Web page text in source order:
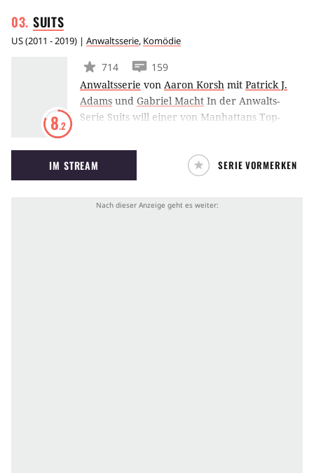
SUITS
US(2011 - 2019) | Anwaltsserie, Komödie
8.2
714
159
Anwaltsserie von Aaron Korsh mit Patrick J.
Adams und Gabriel Macht In der Anwalts-
Serie Suits will einer von Manhattans Top-
engagieren. Seine Wahl fällt ausgerechnet auf
einen brillanten, aber unmotivierten College-
Abbrecher.
IM STREAM SERIE VORMERKEN